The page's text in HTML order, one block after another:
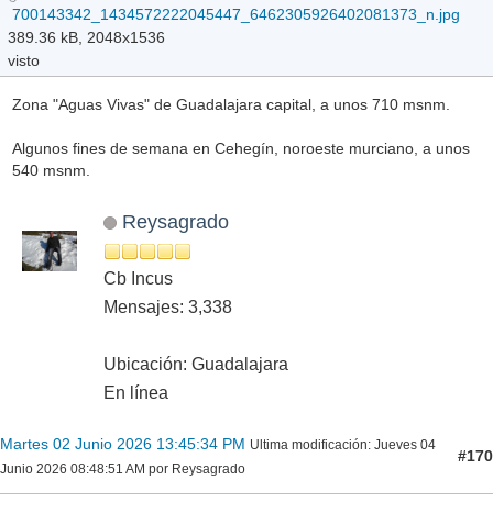
700143342_1434572222045447_6462305926402081373_n.jpg
389.36 kB, 2048x1536
visto
Zona "Aguas Vivas" de Guadalajara capital, a unos 710 msnm.
Algunos fines de semana en Cehegín, noroeste murciano, a unos
540 msnm.
Reysagrado
Cb Incus
Mensajes: 3,338
Ubicación: Guadalajara
En línea
Martes 02 Junio 2026 13:45:34 PM Ultima modificación: Jueves 04
Junio 2026 08:48:51 AM por Reysagrado
#170